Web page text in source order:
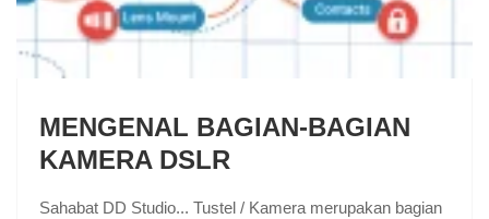
MENGENAL BAGIAN-BAGIAN
KAMERA DSLR
Sahabat DD Studio... Tustel / Kamera merupakan bagian